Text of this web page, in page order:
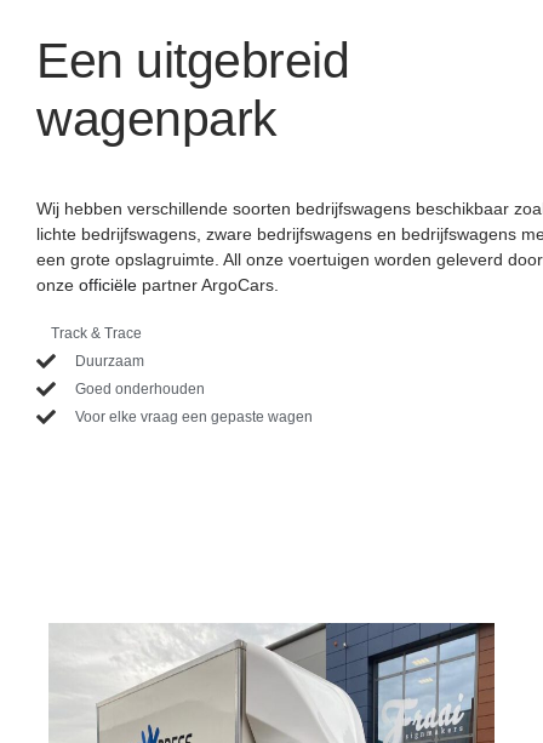
Een uitgebreid
wagenpark
Wij hebben verschillende soorten bedrijfswagens beschikbaar
lichte bedrijfswagens, zware bedrijfswagens en bedrijfswagens
een grote opslagruimte. All onze voertuigen worden geleverd door
onze officiële partner ArgoCars.
Track & Trace
Duurzaam
Goed onderhouden
Voor elke vraag een gepaste wagen